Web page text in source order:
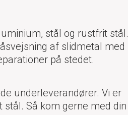
stål og rustfrit stål.
af slidmetal med
på stedet.
underleverandører. Vi er
stål. Så kom gerne med din